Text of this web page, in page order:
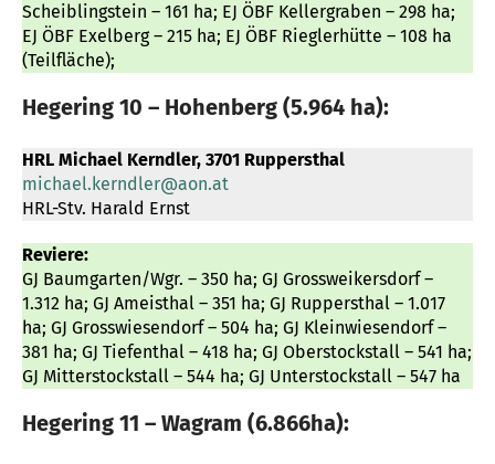
Scheiblingstein – 161 ha; EJ ÖBF Kellergraben – 298 ha;
EJ ÖBF Exelberg – 215 ha; EJ ÖBF Rieglerhütte – 108 ha
(Teilfläche);
Hegering 10 – Hohenberg (5.964 ha):
HRL Michael Kerndler, 3701 Ruppersthal
michael.kerndler@aon.at
HRL-Stv. Harald Ernst
Reviere:
GJ Baumgarten/Wgr. – 350 ha; GJ Grossweikersdorf –
1.312 ha; GJ Ameisthal – 351 ha; GJ Ruppersthal – 1.017
ha; GJ Grosswiesendorf – 504 ha; GJ Kleinwiesendorf –
381 ha; GJ Tiefenthal – 418 ha; GJ Oberstockstall – 541 ha;
GJ Mitterstockstall – 544 ha; GJ Unterstockstall – 547 ha
Hegering 11 – Wagram (6.866ha):